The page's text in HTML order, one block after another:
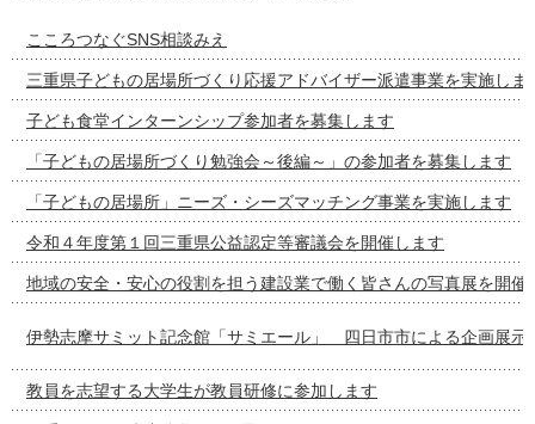
こころつなぐSNS相談みえ
三重県子どもの居場所づくり応援アドバイザー派遣事業を実施しま
子ども食堂インターンシップ参加者を募集します
「子どもの居場所づくり勉強会～後編～」の参加者を募集します
「子どもの居場所」ニーズ・シーズマッチング事業を実施します
令和４年度第１回三重県公益認定等審議会を開催します
地域の安全・安心の役割を担う建設業で働く皆さんの写真展を開催
伊勢志摩サミット記念館「サミエール」 四日市市による企画展示
教員を志望する大学生が教員研修に参加します